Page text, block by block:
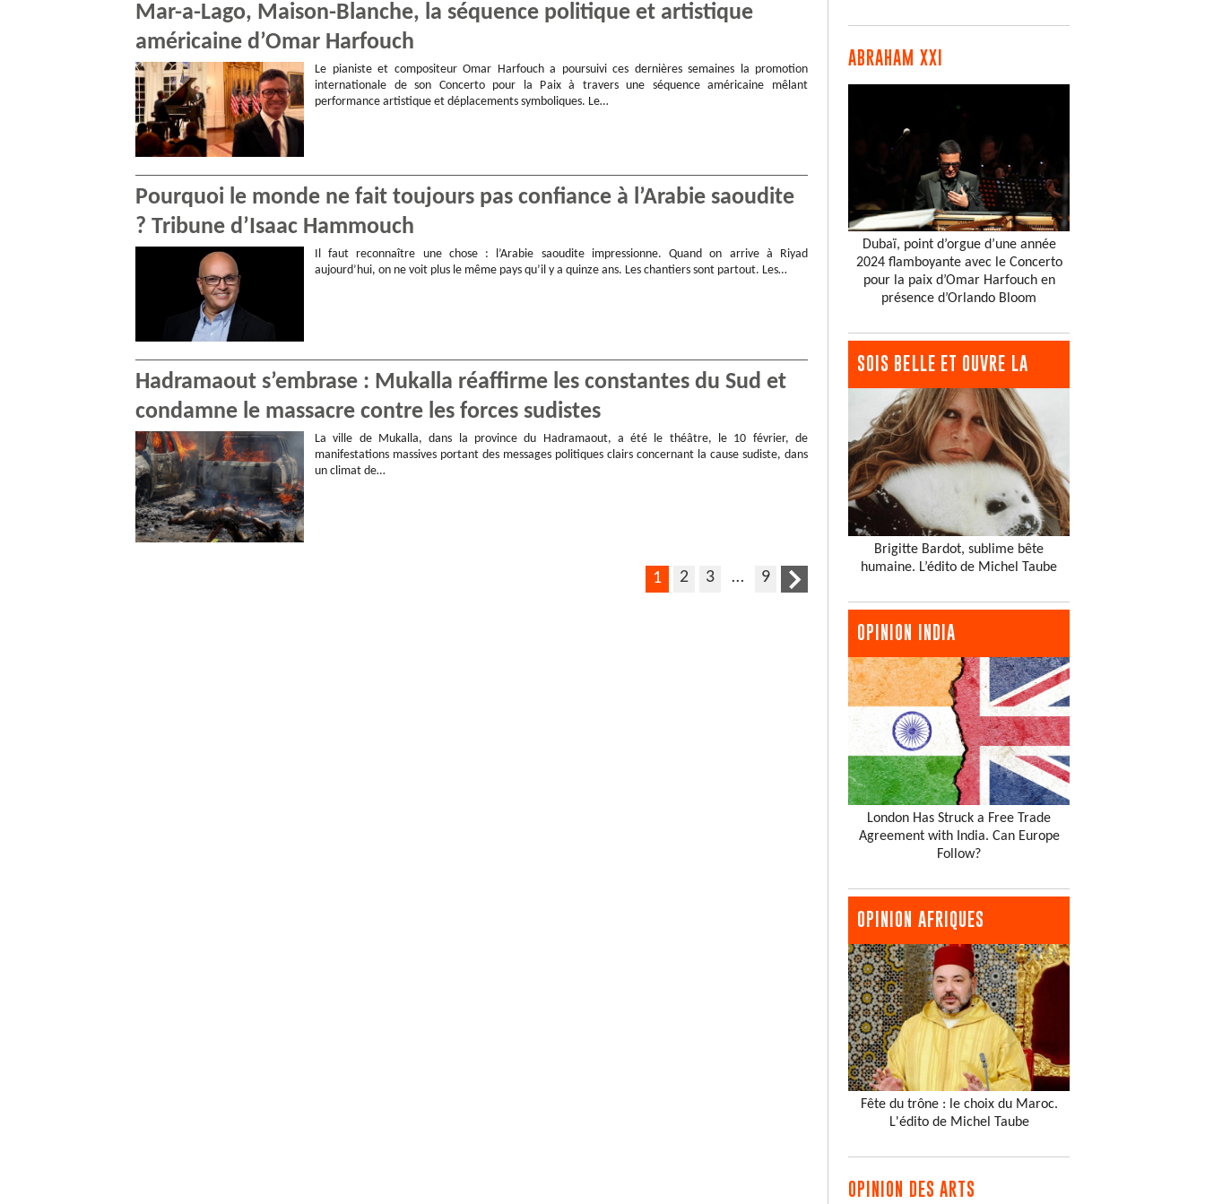
Mar-a-Lago, Maison-Blanche, la séquence politique et artistique
américaine d’Omar Harfouch
Le pianiste et compositeur Omar Harfouch a poursuivi ces dernières semaines la promotion
internationale de son Concerto pour la Paix à travers une séquence américaine mêlant
performance artistique et déplacements symboliques. Le…
Pourquoi le monde ne fait toujours pas confiance à l’Arabie saoudite
? Tribune d’Isaac Hammouch
Il faut reconnaître une chose : l’Arabie saoudite impressionne. Quand on arrive à Riyad
aujourd’hui, on ne voit plus le même pays qu’il y a quinze ans. Les chantiers sont partout. Les…
Hadramaout s’embrase : Mukalla réaffirme les constantes du Sud et
condamne le massacre contre les forces sudistes
La ville de Mukalla, dans la province du Hadramaout, a été le théâtre, le 10 février, de
manifestations massives portant des messages politiques clairs concernant la cause sudiste, dans
un climat de…
1 2 3 … 9
ABRAHAM XXI
Dubaï, point d’orgue d’une année
2024 flamboyante avec le Concerto
pour la paix d’Omar Harfouch en
présence d’Orlando Bloom
SOIS BELLE ET OUVRE LA
Brigitte Bardot, sublime bête
humaine. L’édito de Michel Taube
OPINION INDIA
London Has Struck a Free Trade
Agreement with India. Can Europe
Follow?
OPINION AFRIQUES
Fête du trône : le choix du Maroc.
L'édito de Michel Taube
OPINION DES ARTS